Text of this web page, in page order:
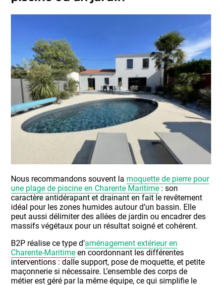
Nous recommandons souvent la moquette de pierre pour
une plage de piscine en Charente Maritime : son
caractère antidérapant et drainant en fait le revêtement
idéal pour les zones humides autour d’un bassin. Elle
peut aussi délimiter des allées de jardin ou encadrer des
massifs végétaux pour un résultat soigné et cohérent.
B2P réalise ce type d’aménagement extérieur en
Charente-Maritime en coordonnant les différentes
interventions : dalle support, pose de moquette, et petite
maçonnerie si nécessaire. L’ensemble des corps de
métier est géré par la même équipe, ce qui simplifie le